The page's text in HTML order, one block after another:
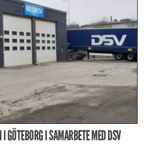
GÖTEBORG I SAMARBETE MED DSV